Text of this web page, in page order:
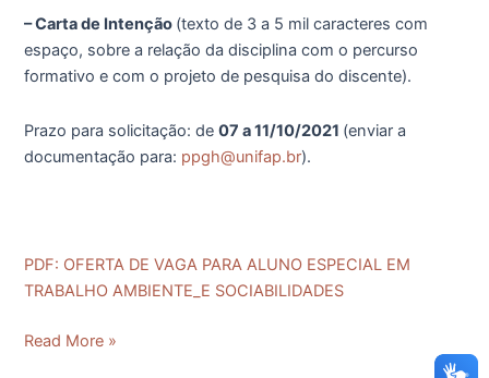
– Carta de Intenção (texto de 3 a 5 mil caracteres com
espaço, sobre a relação da disciplina com o percurso
formativo e com o projeto de pesquisa do discente).
Prazo para solicitação: de07 a 11/10/2021 (enviar a
documentação para: ppgh@unifap.br).
PDF: OFERTA DE VAGA PARA ALUNO ESPECIAL EM
TRABALHO AMBIENTE_E SOCIABILIDADES
Read More »